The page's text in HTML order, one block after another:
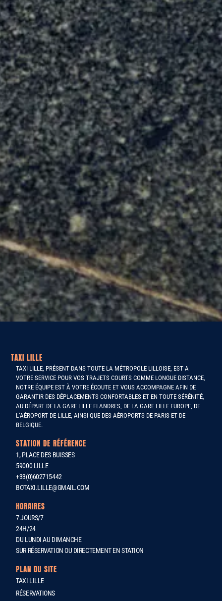
TAXI LILLE
TAXI LILLE, PRÉSENT DANS TOUTE LA MÉTROPOLE LILLOISE, EST A
VOTRE SERVICE POUR VOS TRAJETS COURTS COMME LONGUE DISTANCE,
NOTRE ÉQUIPE EST À VOTRE ÉCOUTE ET VOUS ACCOMPAGNE AFIN DE
GARANTIR DES DÉPLACEMENTS CONFORTABLES ET EN TOUTE SÉRÉNITÉ,
AU DÉPART DE LA GARE LILLE FLANDRES, DE LA GARE LILLE EUROPE, DE
L’AÉROPORT DE LILLE, AINSI QUE DES AÉROPORTS DE PARIS ET DE
BELGIQUE.
STATION DE RÉFÉRENCE
1, PLACE DES BUISSES
59000 LILLE
+33(0)602715442
BOTAXI.LILLE@GMAIL.COM
HORAIRES
7 JOURS/7
24H/24
DU LUNDI AU DIMANCHE
SUR RÉSERVATION OU DIRECTEMENT EN STATION
PLAN DU SITE
TAXI LILLE
RÉSERVATIONS